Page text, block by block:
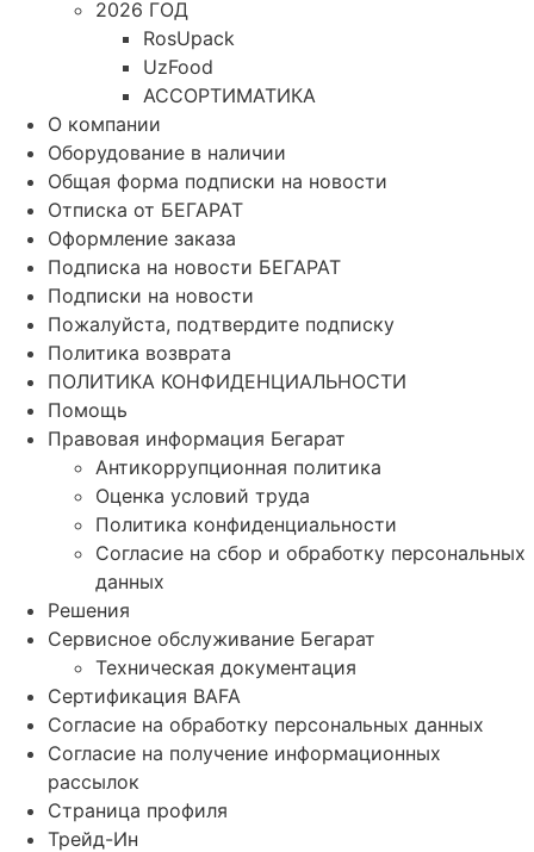
2026 ГОД
RosUpack
UzFood
АССОРТИМАТИКА
О компании
Оборудование в наличии
Общая форма подписки на новости
Отписка от БЕГАРАТ
Оформление заказа
Подписка на новости БЕГАРАТ
Подписки на новости
Пожалуйста, подтвердите подписку
Политика возврата
ПОЛИТИКА КОНФИДЕНЦИАЛЬНОСТИ
Помощь
Правовая информация Бегарат
Антикоррупционная политика
Оценка условий труда
Политика конфиденциальности
Согласие на сбор и обработку персональных
данных
Решения
Сервисное обслуживание Бегарат
Техническая документация
Сертификация BAFA
Согласие на обработку персональных данных
Согласие на получение информационных
рассылок
Страница профиля
Трейд-Ин